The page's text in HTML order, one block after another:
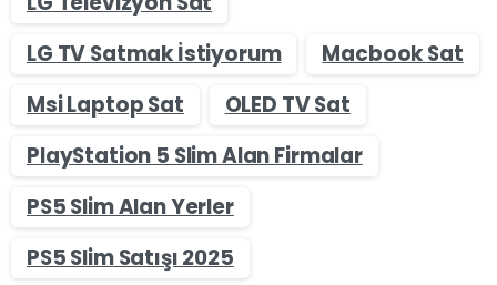
LG TV Satmak İstiyorum
Macbook Sat
Msi Laptop Sat
OLED TV Sat
PlayStation 5 Slim Alan Firmalar
PS5 Slim Alan Yerler
PS5 Slim Satışı 2025